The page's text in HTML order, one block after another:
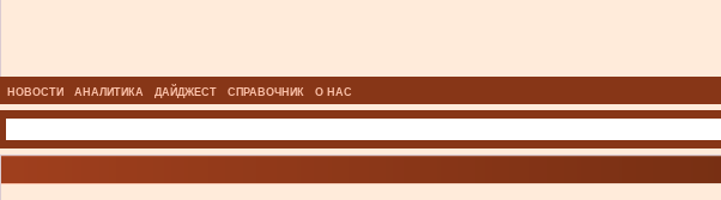
НОВОСТИ АНАЛИТИКА ДАЙДЖЕСТ СПРАВОЧНИК О НАС